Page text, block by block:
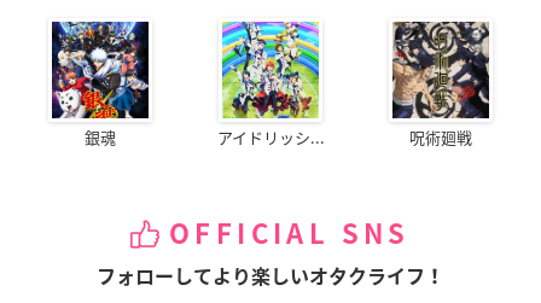
銀魂 アイドリッシ... 呪術廻戦
OFFICIAL SNS
フォローしてより楽しいオタクライフ！